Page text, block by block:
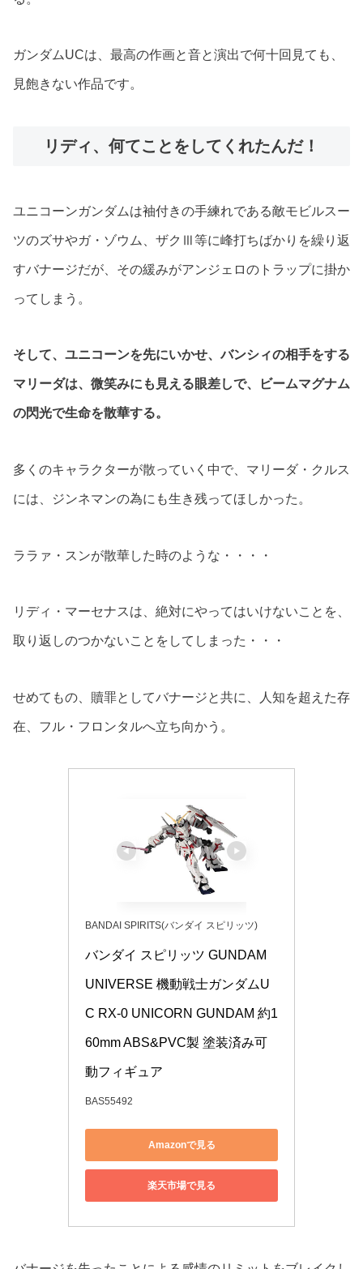
ガンダムUCは、最高の作画と音と演出で何十回見ても、
見飽きない作品です。
リディ、何てことをしてくれたんだ！
ユニコーンガンダムは袖付きの手練れである敵モビルスー
ツのズサやガ・ゾウム、ザクⅢ等に峰打ちばかりを繰り返
すバナージだが、その緩みがアンジェロのトラップに掛か
ってしまう。
そして、ユニコーンを先にいかせ、バンシィの相手をする
マリーダは、微笑みにも見える眼差しで、ビームマグナム
の閃光で生命を散華する。
多くのキャラクターが散っていく中で、マリーダ・クルス
には、ジンネマンの為にも生き残ってほしかった。
ララァ・スンが散華した時のような・・・・
リディ・マーセナスは、絶対にやってはいけないことを、
取り返しのつかないことをしてしまった・・・
せめてもの、贖罪としてバナージと共に、人知を超えた存
在、フル・フロンタルへ立ち向かう。
BANDAI SPIRITS(バンダイ スピリッツ)
バンダイ スピリッツ GUNDAM
UNIVERSE 機動戦士ガンダムU
C RX-0 UNICORN GUNDAM 約1
60mm ABS&PVC製 塗装済み可
動フィギュア
BAS55492
Amazonで見る
楽天市場で見る